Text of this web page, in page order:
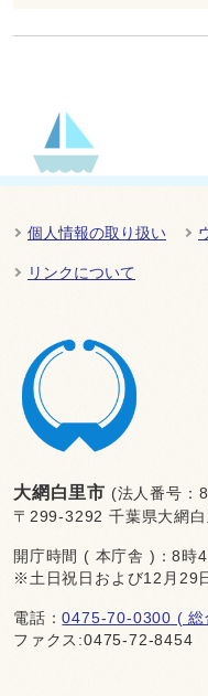
個人情報の取り扱い
リンクについて
大網白里市 (法人番号：
〒299-3292 千葉県大網
開庁時間 ( 本庁舎 )：8時
※土日祝日および12月29
電話：0475-70-0300 ( 総
ファクス:0475-72-8454